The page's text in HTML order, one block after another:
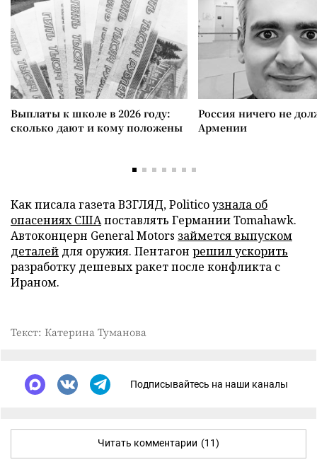
Выплаты к школе в 2026 году:
сколько дают и кому положены
Россия ничего не
Армении
Как писала газета ВЗГЛЯД, Politicoузнала об
опасениях СШАпоставлять Германии Tomahawk.
Автоконцерн General Motors займется выпуском
деталей для оружия. Пентагон решил ускорить
разработку дешевых ракет после конфликта с
Ираном.
Текст: Катерина Туманова
Подписывайтесь на наши каналы
Читать комментарии (11)